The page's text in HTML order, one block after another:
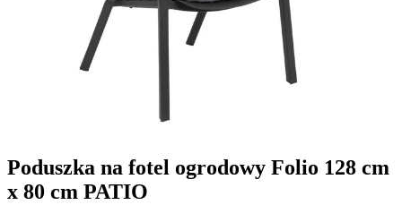
Poduszka na fotel ogrodowy Folio 128 cm
x 80 cm PATIO